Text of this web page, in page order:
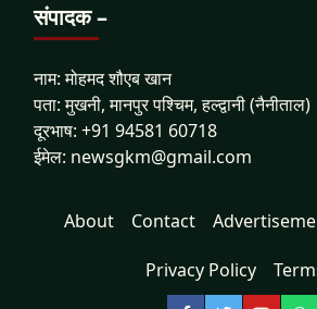
संपादक –
नाम: मोहमद शौएब खान
पता: मुखनी, मानपुर पश्चिम, हल्द्वानी (नैनीताल)
दूरभाष: +91 94581 60718
ईमेल: newsgkm@gmail.com
About Contact
Privacy Policy